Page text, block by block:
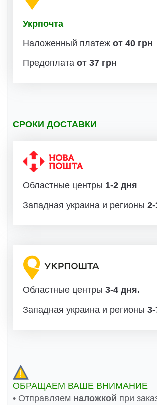
Укрпочта
Наложенный платеж от 40 грн
Предоплата от 37 грн
СРОКИ ДОСТАВКИ
Областные центры 1-2 дня
Западная украина и регионы
Областные центры 3-4 дня.
Западная украина и регионы
ОБРАЩАЕМ ВАШЕ ВНИМАНИЕ
• Отправляем наложкой при